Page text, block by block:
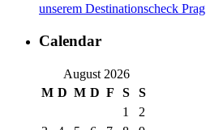
unserem Destinationscheck Prag
Calendar
August 2026
M D M D F S
S
1
2